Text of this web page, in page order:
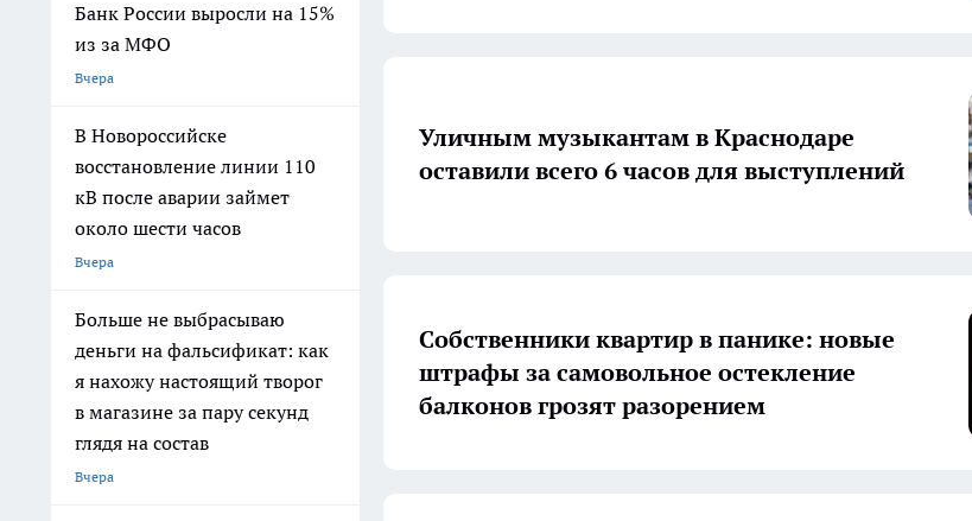
Банк России выросли на 15%
из за МФО
Вчера
В Новороссийске
восстановление линии 110
кВ после аварии займет
около шести часов
Вчера
Больше не выбрасываю
деньги на фальсификат: как
я нахожу настоящий творог
в магазине за пару секунд
глядя на состав
Вчера
Уличным музыкантам в Краснодаре
оставили всего 6 часов для выступлений
Собственники квартир в панике: новые
штрафы за самовольное остекление
балконов грозят разорением